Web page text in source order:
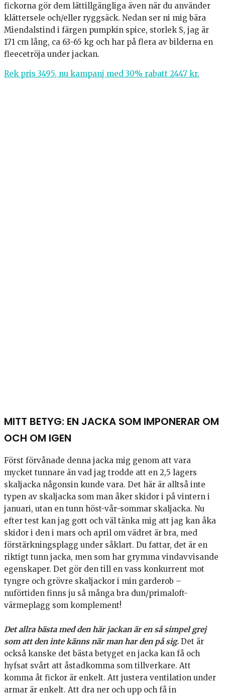
fickorna gör dem lättillgängliga även när du använder
klättersele och/eller ryggsäck. Nedan ser ni mig bära
Miendalstind i färgen pumpkin spice, storlek S, jag är
171 cm lång, ca 63-65 kg och har på flera av bilderna en
fleecetröja under jackan.
Rek pris 3495, nu kampanj med 30% rabatt 2447 kr.
MITT BETYG: EN JACKA SOM IMPONERAR OM
OCH OM IGEN
Först förvånade denna jacka mig genom att vara
mycket tunnare än vad jag trodde att en 2,5 lagers
skaljacka någonsin kunde vara. Det här är alltså inte
typen av skaljacka som man åker skidor i på vintern i
januari, utan en tunn höst-vår-sommar skaljacka. Nu
efter test kan jag gott och väl tänka mig att jag kan åka
skidor i den i mars och april om vädret är bra, med
förstärkningsplagg under såklart. Du fattar, det är en
riktigt tunn jacka, men som har grymma vindavvisande
egenskaper. Det gör den till en vass konkurrent mot
tyngre och grövre skaljackor i min garderob –
nuförtiden finns ju så många bra dun/primaloft-
värmeplagg som komplement!
Det allra bästa med den här jackan är en så simpel grej
som att den inte känns när man har den på sig. Det är
också kanske det bästa betyget en jacka kan få och
hyfsat svårt att åstadkomma som tillverkare. Att
komma åt fickor är enkelt. Att justera ventilation under
armar är enkelt. Att dra ner och upp och få in